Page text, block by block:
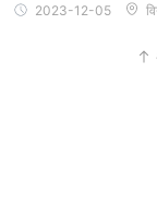
2023-12-05